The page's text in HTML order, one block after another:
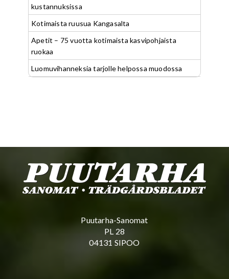
kustannuksissa
Kotimaista ruusua Kangasalta
Apetit – 75 vuotta kotimaista kasvipohjaista
ruokaa
Luomuvihanneksia tarjolle helpossa muodossa
Puutarha-Sanomat
PL 28
04131 SIPOO